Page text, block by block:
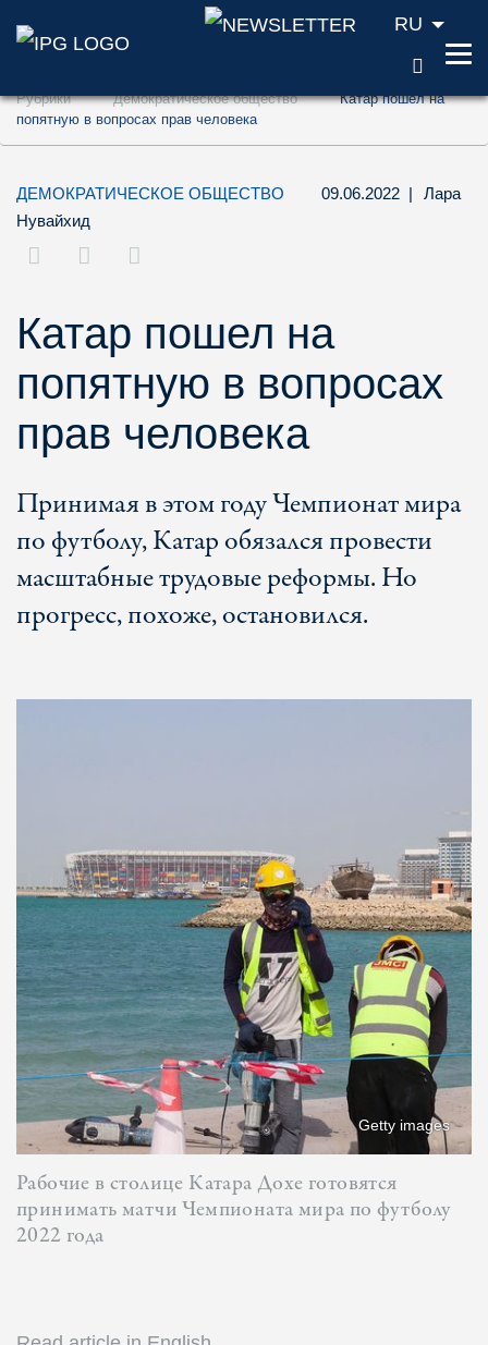
Перейти к содержанию (ключ доступа
Перейти к поиску (ключ доступа '2')
RU
Рубрики Демократическое общество
Катар пошел на
попятную в вопросах прав человека
ДЕМОКРАТИЧЕСКОЕ ОБЩЕСТВО 09.06.2022 |
Лара
Нувайхид
Катар пошел на
попятную в вопросах
прав человека
Принимая в этом году Чемпионат мира
по футболу, Катар обязался провести
масштабные трудовые реформы. Но
прогресс, похоже, остановился.
Getty images
Рабочие в столице Катара Дохе готовятся
принимать матчи Чемпионата мира по футболу
2022 года